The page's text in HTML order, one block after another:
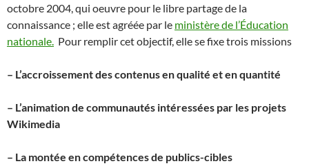
octobre 2004, qui oeuvre pour le libre partage de la
connaissance ; elle est agréée par le ministère de l’Éducation
nationale. Pour remplir cet objectif, elle se fixe trois missions
– L’accroissement des contenus en qualité et en quantité
– L’animation de communautés intéressées par les projets
Wikimedia
– La montée en compétences de publics-cibles